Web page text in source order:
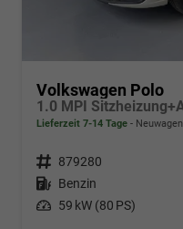
Volkswagen Polo
Lieferzeit 7-14 Tage Neuwagen
Fahrzeugnr. 879280
Kraftstoff Benzin
Leistung 59 kW (80 PS)